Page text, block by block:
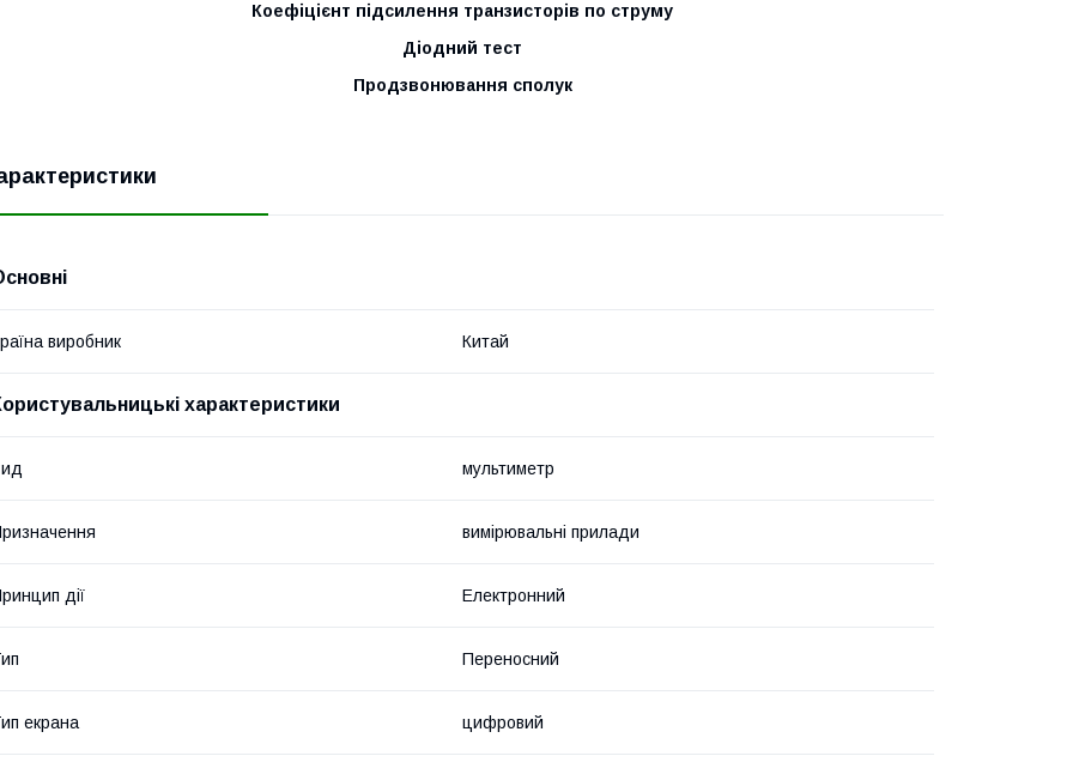
Коефіцієнт підсилення транзисторів по струму
Діодний тест
Продзвонювання сполук
виробник Китай
характеристики
мультиметр
вимірювальні прилади
дії Електронний
Переносний
екрана цифровий